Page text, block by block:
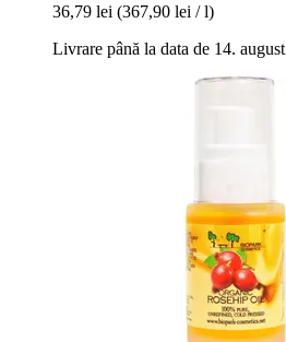
36,79 lei (367,90 lei / l)
Livrare până la data de 14. august